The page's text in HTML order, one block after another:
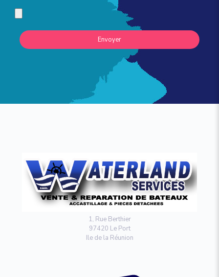
1, Rue Berthier
97420 Le Port
Ile de la Réunion